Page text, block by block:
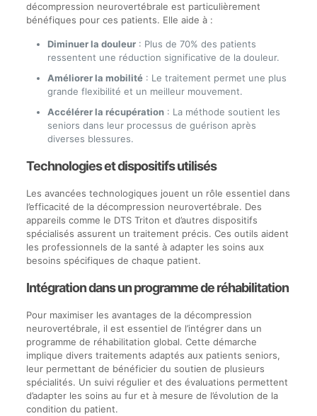
décompression neurovertébrale est particulièrement
bénéfiques pour ces patients. Elle aide à :
Diminuer la douleur: Plus de 70% des patients
ressentent une réduction significative de la douleur.
Améliorer la mobilité: Le traitement permet une plus
grande flexibilité et un meilleur mouvement.
Accélérer la récupération: La méthode soutient les
seniors dans leur processus de guérison après
diverses blessures.
Technologies et dispositifs utilisés
Les avancées technologiques jouent un rôle essentiel dans
l’efficacité de la décompression neurovertébrale. Des
appareils comme le DTS Triton et d’autres dispositifs
spécialisés assurent un traitement précis. Ces outils aident
les professionnels de la santé à adapter les soins aux
besoins spécifiques de chaque patient.
Intégration dans un programme de réhabilitation
Pour maximiser les avantages de la décompression
neurovertébrale, il est essentiel de l’intégrer dans un
programme de réhabilitation global. Cette démarche
implique divers traitements adaptés aux patients seniors,
leur permettant de bénéficier du soutien de plusieurs
spécialités. Un suivi régulier et des évaluations permettent
d’adapter les soins au fur et à mesure de l’évolution de la
condition du patient.